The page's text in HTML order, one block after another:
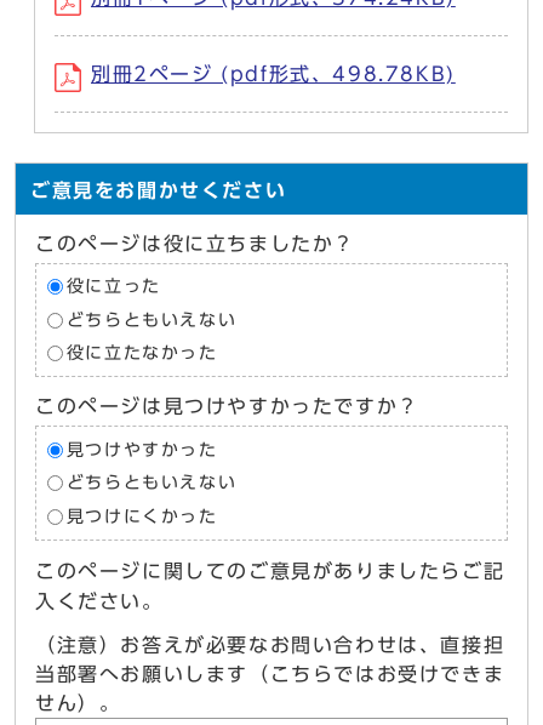
別冊2ページ (pdf形式、498.78KB)
ご意見をお聞かせください
このページは役に立ちましたか？
役に立った
どちらともいえない
役に立たなかった
このページは見つけやすかったですか？
見つけやすかった
どちらともいえない
見つけにくかった
このページに関してのご意見がありましたらご記
入ください。
（注意）お答えが必要なお問い合わせは、直接担
当部署へお願いします（こちらではお受けできま
せん）。